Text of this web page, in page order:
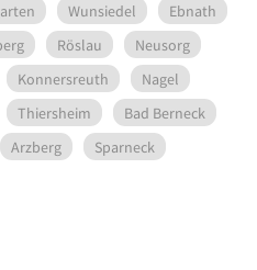
Wunsiedel
Ebnath
Röslau
Neusorg
Konnersreuth
Nagel
Thiersheim
Bad Berneck
Arzberg Sparneck